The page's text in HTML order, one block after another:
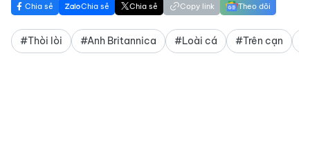
Chia sẻ Chia sẻ Chia sẻ Copy link Theo dõi
#Thòi lòi #Anh Britannica #Loài cá #Trên cạn